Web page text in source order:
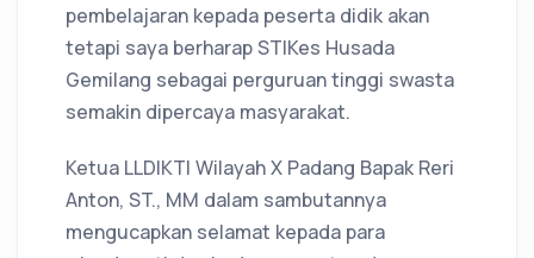
pembelajaran kepada peserta didik akan
tetapi saya berharap STIKes Husada
Gemilang sebagai perguruan tinggi swasta
semakin dipercaya masyarakat.
Ketua LLDIKTI Wilayah X Padang Bapak Reri
Anton, ST., MM dalam sambutannya
mengucapkan selamat kepada para